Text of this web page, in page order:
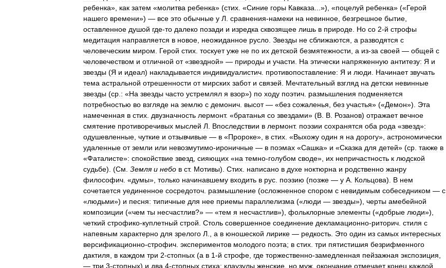
ребенка», как затем «молитва ребенка» (стих . «Синие горы Кавказа ...»), «поцелуй ребенка» («Герой
нашего времени») — все это обычные у Л сравнения-намеки на невинное безгрешное бытие
оставленное душой где-то далеко позади и изредка сквозящее лишь в природе Но со 2-й строфы
медитация направляется в новое неожиданное русло Звезды не сближаются а разводятся с
человеческим миром Герой стих тоскует уже не по их детской безмятежности а из-за своей — общей с
человечеством и отличной от«звездной» — природы и участи На этически напряженную антитезу: Я и
звезды (Я и идеал) накладывается индивидуалистич противопоставление: Я и люди Начинает звучать
тема астральной отрешенности от мирских забот и связей Мечтательный взгляд на детски невинные
звезды (ср : «На звезды часто устремлял я взор») по ходу поэтич размышления подменяется
потребностью во взгляде на землю с демонич высот— «без сожаленья без участья» («Демон»). Эта
намеченная в стих двузначность лермонт. «братанья со звездами» (В В Розанов) отражает вечное
смятение противоречивых мыслей Л Впоследствии в лермонт. поэзии сохранятся оба рода «звезд»:
одушевленные чуткие и отзывчивые — в «Пророке», в стих . «Выхожу один я на дорогу», астрономически
удаленные от земли или невозмутимо-ироничные — в поэмах «Сашка» и «Сказка для детей» (ср также в
«Фаталисте»: спокойствие звезд сияющих «на темно-голубом своде», их непричастность к людской
судьбе). (См Земля и небо в ст. Мотивы). Стих написано в духе ноктюрна и родственно жанру
философич . «думы», только начинавшему входить в рус поэзию (позже — у А Кольцова). В нем
сочетается уединенное сосредоточ размышление (осложненное спором с невидимым собеседником — с
«людьми») и песня: типичные для нее приемы параллелизма («люди — звезды»), черты амебейной
композиции («чем ты несчастлив?» — «тем я несчастлив»), фольклорные элементы («добрые люди»),
четкий строфико-куплетный строй Столь совершенное соединение декламационно-риторич стиля с
напевным характерно для зрелого Л а в юношеской лирике — редкость Это один из самых интересных
версификационно-строфич экспериментов молодого поэта; в стих три пятистишия безрифменного
дактиля
в каждом три 2-стопных (а в 1-й строфе где торжественно-замедленная пейзажная экспозиция
— три 3-стопных) и два 4-стопных стиха; клаузулы женские но муж окончание отмечает конец каждой